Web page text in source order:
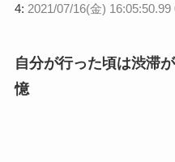
4: 2021/07/16(金) 16:05:50.99
自分が行った頃は渋滞
憶